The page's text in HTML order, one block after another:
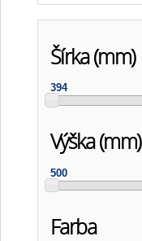
Šírka (mm)
394
Výška (mm)
500
Farba